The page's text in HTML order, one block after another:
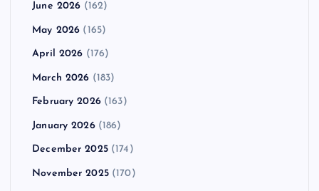
June 2026 (162)
May 2026 (165)
April 2026 (176)
March 2026 (183)
February 2026(163)
January 2026(186)
December 2025(174)
November 2025(170)